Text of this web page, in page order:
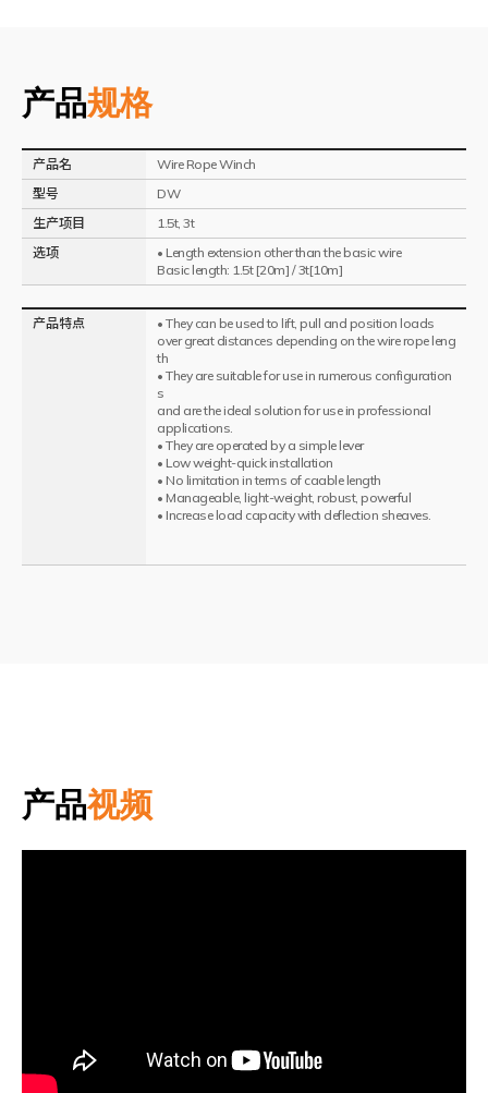
产品规格
产品名
Wire Rope Winch
型号
DW
生产项目
1.5t, 3t
选项
• Length extension other than the basic wire
Basic length: 1.5t [20m] / 3t[10m]
产品特点
• They can be used to lift, pull and position loads
over great distances depending on the wire rope leng
th
• They are suitable for use in rumerous configuration
s
and are the ideal solution for use in professional
applications.
• They are operated by a simple lever
• Low weight-quick installation
• No limitation in terms of caable length
• Manageable, light-weight, robust, powerful
• Increase load capacity with deflection sheaves.
产品视频